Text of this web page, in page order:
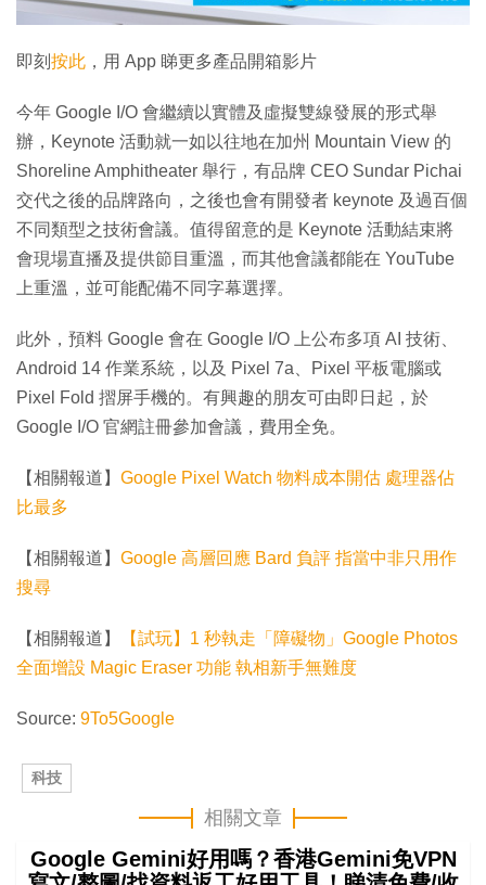
影
片
即刻 按此 ，用 App 睇更多產品開箱影片
今年 Google I/O 會繼續以實體及虛擬雙線發展的形式舉
辦，Keynote 活動就一如以往地在加州 Mountain View 的
Shoreline Amphitheater 舉行，有品牌 CEO Sundar Pichai
交代之後的品牌路向，之後也會有開發者 keynote 及過百個
不同類型之技術會議。值得留意的是 Keynote 活動結束將
會現場直播及提供節目重溫，而其他會議都能在 YouTube
上重溫，並可能配備不同字幕選擇。
此外，預料 Google 會在 Google I/O 上公布多項 AI 技術、
Android 14 作業系統，以及 Pixel 7a、Pixel 平板電腦或
Pixel Fold 摺屏手機的。有興趣的朋友可由即日起，於
Google I/O 官網註冊參加會議，費用全免。
【相關報道】 Google Pixel Watch 物料成本開估 處理器佔
比最多
【相關報道】 Google 高層回應 Bard 負評 指當中非只用作
搜尋
【相關報道】
【試玩】1 秒執走「障礙物」Google Photos
全面增設 Magic Eraser 功能 執相新手無難度
Source: 9To5Google
科技
相關文章
Google Gemini好用嗎？香港Gemini免VPN